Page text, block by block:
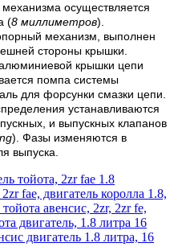
осуществляется
(8 миллиметров).
механизм, выполнен
стороны крышки.
крышки цепи
помпа системы
для форсунки смазки цепи.
устанавливаются
и выпускных клапанов
). Фазы изменяются в
выпуска.